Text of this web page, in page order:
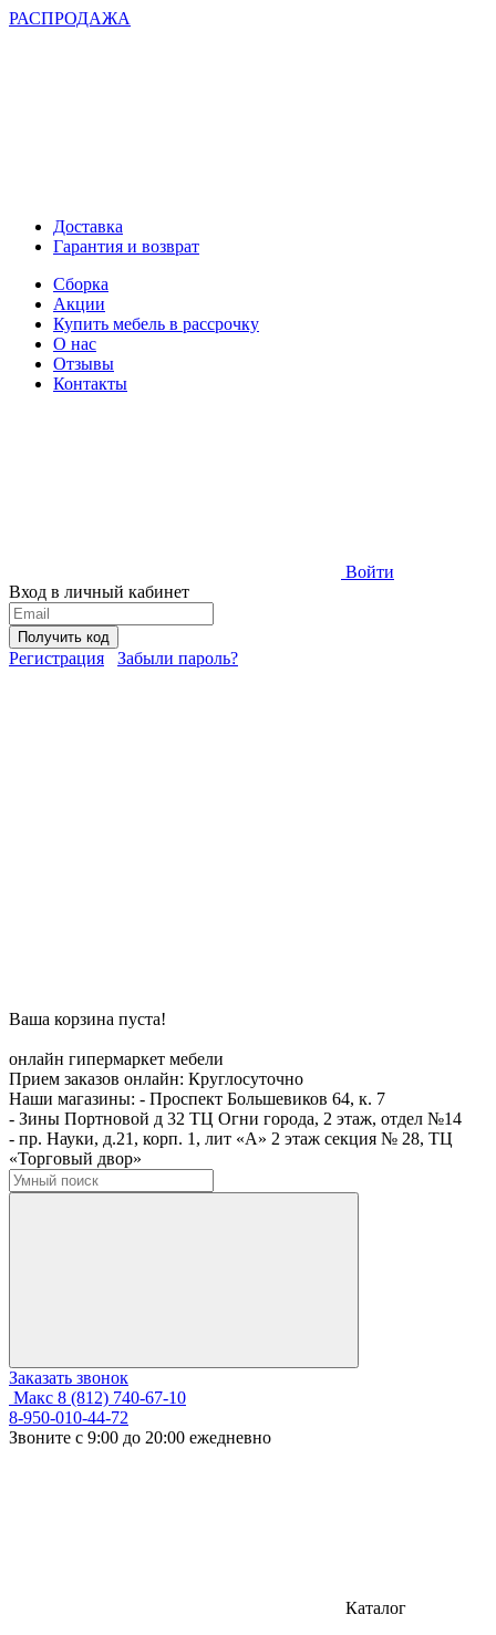
РАСПРОДАЖА
Доставка
Гарантия и возврат
Сборка
Акции
Купить мебель в рассрочку
О нас
Отзывы
Контакты
Войти
Вход в личный кабинет
Получить код
Регистрация Забыли пароль?
Ваша корзина пуста!
онлайн гипермаркет мебели
Прием заказов онлайн: Круглосуточно
Наши магазины: - Проспект Большевиков 64, к. 7
- Зины Портновой д 32 ТЦ Огни города, 2 этаж, отдел №14
- пр. Науки, д.21, корп. 1, лит «А» 2 этаж секция № 28, ТЦ
«Торговый двор»
Заказать звонок
Макс 8 (812) 740-67-10
8-950-010-44-72
Звоните с 9:00 до 20:00 ежедневно
Каталог